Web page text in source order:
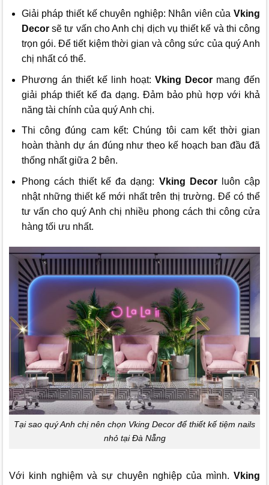
Giải pháp thiết kế chuyên nghiệp: Nhân viên của Vking
Decorsẽ tư vấn cho Anh chị dịch vụ thiết kế và thi công
trọn gói. Để tiết kiệm thời gian và công sức của quý Anh
chị nhất có thể.
Phương án thiết kế linh hoạt: Vking Decormang đến
giải pháp thiết kế đa dạng. Đảm bảo phù hợp với khả
năng tài chính của quý Anh chị.
Thi công đúng cam kết: Chúng tôi cam kết thời gian
hoàn thành dự án đúng như theo kế hoạch ban đầu đã
thống nhất giữa 2 bên.
Phong cách thiết kế đa dạng: Vking Decorluôn cập
nhật những thiết kế mới nhất trên thị trường. Để có thể
tư vấn cho quý Anh chị nhiều phong cách thi công cửa
hàng tối ưu nhất.
Tại sao quý Anh chị nên chọn Vking Decor để thiết kế tiệm nails
nhỏ tại Đà Nẵng
Với kinh nghiệm và sự chuyên nghiệp của mình. Vking